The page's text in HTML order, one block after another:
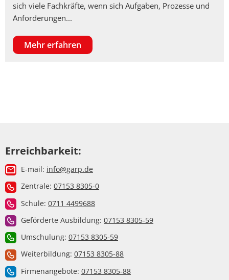
sich viele Fachkräfte, wenn sich Aufgaben, Prozesse und
Anforderungen...
Mehr erfahren
Erreichbarkeit:
E-mail: info@garp.de
Zentrale: 07153 8305-0
Schule: 0711 4499688
Geförderte Ausbildung: 07153 8305-59
Umschulung: 07153 8305-59
Weiterbildung: 07153 8305-88
Firmenangebote: 07153 8305-88